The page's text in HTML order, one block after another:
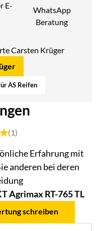
E-
WhatsApp
Beratung
AS Reifen
von 5 (1 Bewertungen)
(1)
Erfahrung mit
anderen bei deren
Agrimax RT-765 TL
schreiben